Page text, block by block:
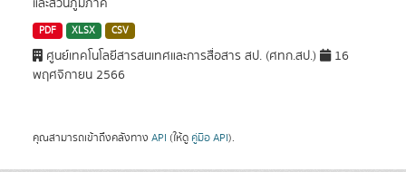
และส่วนภูมิภาค
PDF XLSX CSV
ศูนย์เทคโนโลยีสารสนเทศและการสื่อสาร สป. (ศทก.สป.)
16
พฤศจิกายน 2566
คุณสามารถเข้าถึงคลังทาง API (ให้ดู คู่มือ API).